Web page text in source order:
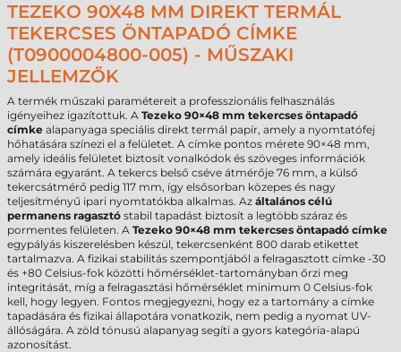
TEZEKO 90X48 MM DIREKT TERMÁL
TEKERCSES ÖNTAPADÓ CÍMKE
(T0900004800-005) - MŰSZAKI
JELLEMZŐK
A termék műszaki paramétereit a professzionális felhasználás
igényeihez igazítottuk. A Tezeko 90×48 mm tekercses öntapadó
címke alapanyaga speciális direkt termál papír, amely a nyomtatófej
hőhatására színezi el a felületet. A címke pontos mérete 90×48 mm,
amely ideális felületet biztosít vonalkódok és szöveges információk
számára egyaránt. A tekercs belső cséve átmérője 76 mm, a külső
tekercsátmérő pedig 117 mm, így elsősorban közepes és nagy
teljesítményű ipari nyomtatókba alkalmas. Az általános célú
permanens ragasztó stabil tapadást biztosít a legtöbb száraz és
pormentes felületen. A Tezeko 90×48 mm tekercses öntapadó címke
egypályás kiszerelésben készül, tekercsenként 800 darab etikettet
tartalmazva. A fizikai stabilitás szempontjából a felragasztott címke -30
és +80 Celsius-fok közötti hőmérséklet-tartományban őrzi meg
integritását, míg a felragasztási hőmérséklet minimum 0 Celsius-fok
kell, hogy legyen. Fontos megjegyezni, hogy ez a tartomány a címke
tapadására és fizikai állapotára vonatkozik, nem pedig a nyomat UV-
állóságára. A zöld tónusú alapanyag segíti a gyors kategória-alapú
azonosítást.